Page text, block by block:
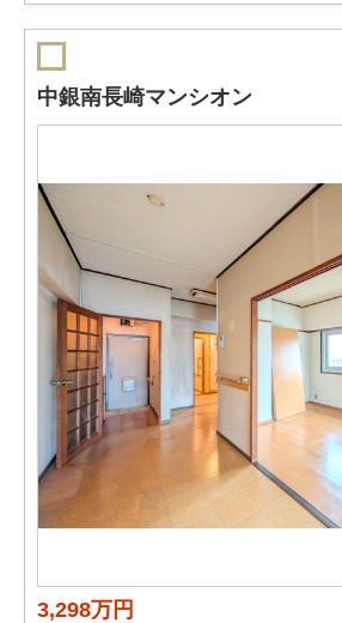
中銀南長崎マンシオン
3,298万円